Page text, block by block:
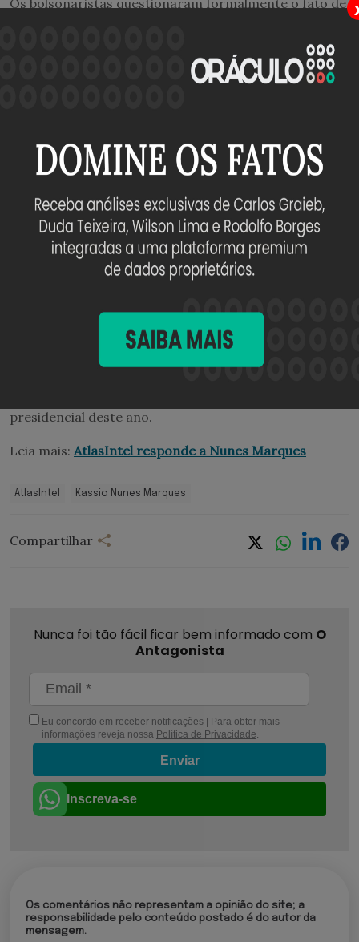
para finalizar
, sobre a campanha que levouJair
à Presidência da República, em 2018.
preenchimento das perguntas sobre intenção de voto
e que serviu apenas para analisar a impressão dos
O PL também questionou formalmente a forma como
algumas das perguntas foram feitas, mas o fato é que
a pesquisa da AtlasIntel não indicou nada de destoante
de qualquer outro instituto.
Nunes Marques pediu que tanto AtlasIntel quanto o
Ministério Público Eleitoral se manifestem sobre a
questão antes de que ela venha a ser submetida ao
presidencial deste ano.
Leia mais: AtlasIntel responde a Nunes Marques
AtlasIntel Kassio Nunes Marques
Compartilhar
Nunca foi tão fácil ficar bem informado com O
Antagonista
Eu concordo em receber notificações | Para obter mais
informações reveja nossa Política de Privacidade
Enviar
Inscreva-se
Os comentários não representam a opinião do site; a
responsabilidade pelo conteúdo postado é do autor da
mensagem.